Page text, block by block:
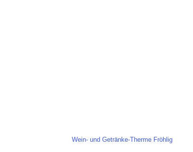
Wein- und Getränke-Therme Fröhlig